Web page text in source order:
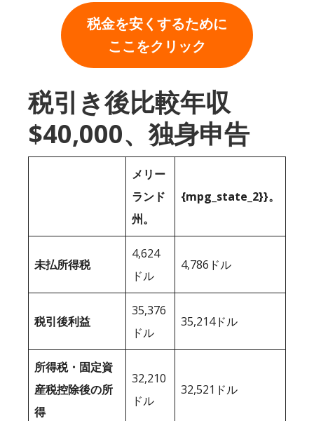
税金を安くするために
ここをクリック
税引き後比較年収
$40,000、独身申告
メリー
ランド
州。
{mpg_state_2}}。
未払所得税
4,624
ドル
4,786ドル
税引後利益
35,376
ドル
35,214ドル
所得税・固定資
産税控除後の所
得
32,210
ドル
32,521ドル